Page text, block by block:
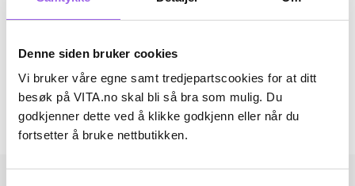
Denne siden bruker cookies
Vi bruker våre egne samt tredjepartscookies for at ditt
besøk på VITA.no skal bli så bra som mulig. Du
godkjenner dette ved å klikke godkjenn eller når du
fortsetter å bruke nettbutikken.
Ingredienser
Artikkelnummer: 251204034
Omtaler
Andre har også kjøpt..